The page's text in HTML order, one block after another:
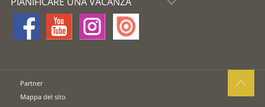
Partner
Mappa del sito